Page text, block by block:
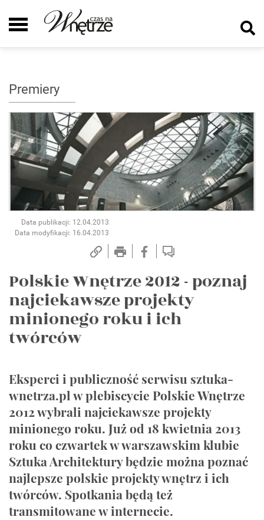
Premiery
Data publikacji: 12.04.2013
Data modyfikacji: 16.04.2013
Polskie Wnętrze 2012 - poznaj
najciekawsze projekty
minionego roku i ich
twórców
Eksperci i publiczność serwisu sztuka-
wnetrza.pl w plebiscycie Polskie Wnętrze
2012 wybrali najciekawsze projekty
minionego roku. Już od 18 kwietnia 2013
roku co czwartek w warszawskim klubie
Sztuka Architektury będzie można poznać
najlepsze polskie projekty wnętrz i ich
twórców. Spotkania będą też
transmitowane w internecie.